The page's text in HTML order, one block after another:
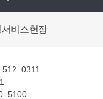
서비스헌장
0311
5100